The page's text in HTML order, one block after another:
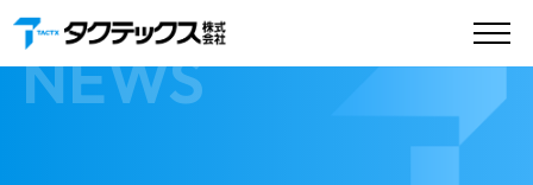
お知らせ
NEWS